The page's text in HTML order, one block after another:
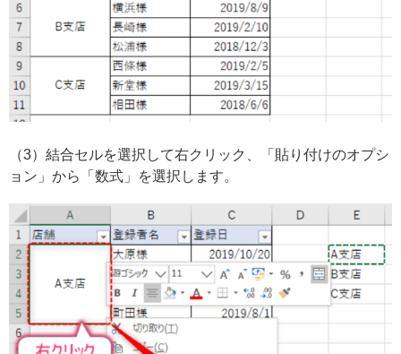
（3）結合セルを選択して右クリック、「貼り付けのオプシ
ョン」から「数式」を選択します。